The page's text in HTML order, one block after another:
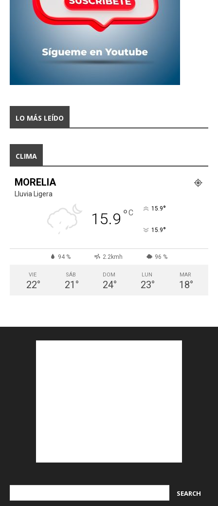
LO MÁS LEÍDO
CLIMA
MORELIA
Lluvia Ligera
15.9 °C 15.9°
15.9°
94 % 2.2kmh 96 %
VIE
22°
SÁB
21 °
DOM
24°
LUN
23°
MAR
18°